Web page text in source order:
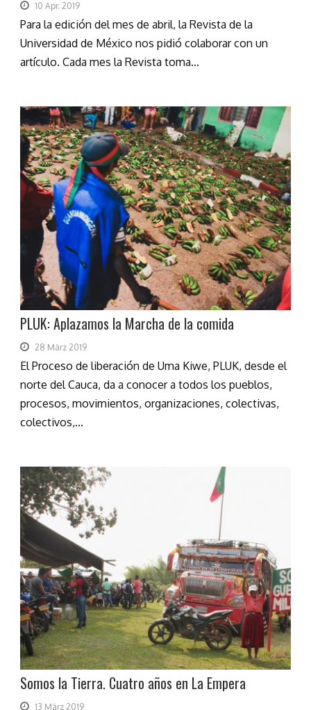
10 Apr. 2019
Para la edición del mes de abril, la Revista de la
Universidad de México nos pidió colaborar con un
artículo. Cada mes la Revista toma...
PLUK: Aplazamos la Marcha de la comida
28 März 2019
El Proceso de liberación de Uma Kiwe, PLUK, desde el
norte del Cauca, da a conocer a todos los pueblos,
procesos, movimientos, organizaciones, colectivas,
colectivos,...
Somos la Tierra. Cuatro años en La Empera
13 März 2019